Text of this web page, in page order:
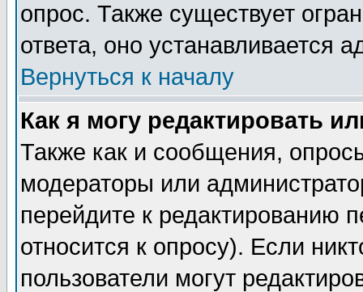
опрос. Также существует
ответа, оно устанавливается
Вернуться к началу
Как я могу редактировать
Также как и сообщения,
модераторы или
перейдите к редактированию
относится к опросу). Если
пользователи могут